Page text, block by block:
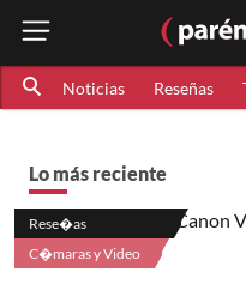
Noticias Reseñas
Lo más reciente
Rese�as
C�maras y Video